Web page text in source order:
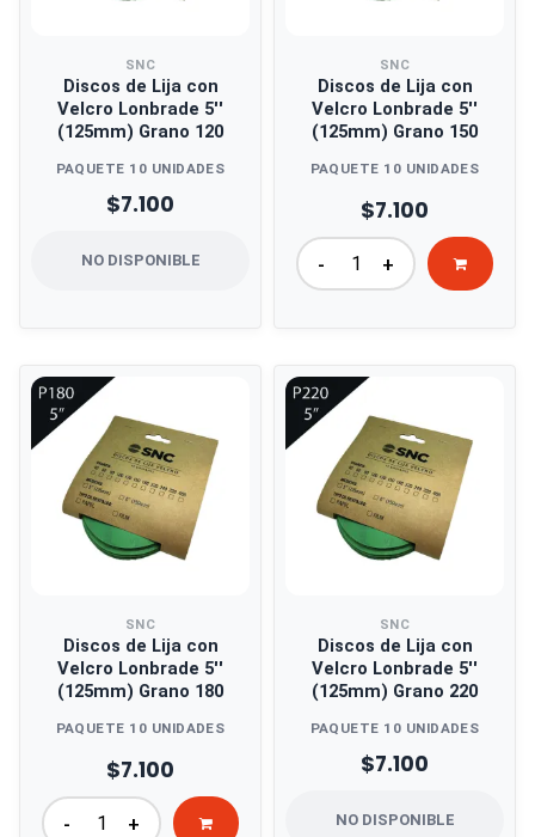
SNC
Discos de Lija con
Velcro Lonbrade 5''
(125mm) Grano 120
PAQUETE 10 UNIDADES
$7.100
NO DISPONIBLE
SNC
Discos de Lija con
Velcro Lonbrade 5''
(125mm) Grano 150
PAQUETE 10 UNIDADES
$7.100
- +
SNC
Discos de Lija con
Velcro Lonbrade 5''
(125mm) Grano 180
PAQUETE 10 UNIDADES
$7.100
- +
SNC
Discos de Lija con
Velcro Lonbrade 5''
(125mm) Grano 220
PAQUETE 10 UNIDADES
$7.100
NO DISPONIBLE